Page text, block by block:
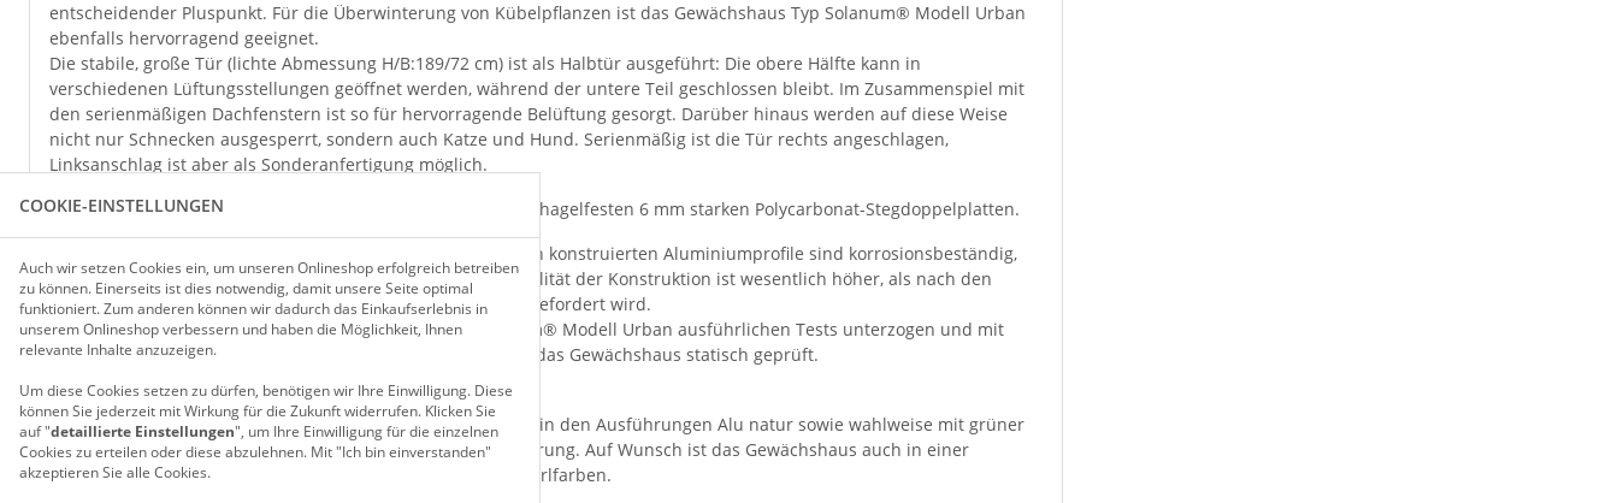
entscheidender Pluspunkt. Für die Überwinterung von Kübelpflanzen ist das Gewächshaus Typ Solanum® Modell Urban
ebenfalls hervorragend geeignet.
Die stabile, große Tür (lichte Abmessung H/B:189/72 cm) ist als Halbtür ausgeführt: Die obere Hälfte kann in
verschiedenen Lüftungsstellungen geöffnet werden, während der untere Teil geschlossen bleibt. Im Zusammenspiel mit
den serienmäßigen Dachfenstern ist so für hervorragende Belüftung gesorgt. Darüber hinaus werden auf diese Weise
nicht nur Schnecken ausgesperrt, sondern auch Katze und Hund. Serienmäßig ist die Tür rechts angeschlagen,
Linksanschlag ist aber als Sonderanfertigung möglich.
Die Verglasung besteht aus wärmedämmenden, bruch- und hagelfesten 6 mm starken Polycarbonat-Stegdoppelplatten.
Die hochwertigen, nach neuesten technischen Erkenntnissen konstruierten Aluminiumprofile sind korrosionsbeständig,
hochfest und halten allen Umwelteinflüssen stand. Die Stabilität der Konstruktion ist wesentlich höher, als nach den
deutschen Vorschriften für Lastannahmen nach DIN 11535 gefordert wird.
Der TÜV Süddeutschland hat das Gewächshaus Typ Solanum® Modell Urban ausführlichen Tests unterzogen und mit
dem "Bauart geprüft"-Zeichen ausgezeichnet. Zusätzlich ist das Gewächshaus statisch geprüft.
Auf die Aluminiumprofile gewähren wir 20 Jahre Garantie.
Das Gewächshaus Typ Solanum® Modell Urban ist lieferbar in den Ausführungen Alu natur sowie wahlweise mit grüner
(RAL 6005) oder anthrazitfarbener (RAL 7016) Einbrennlackierung. Auf Wunsch ist das Gewächshaus auch in einer
anderen RAL-Farbe lieferbar. Ausgenommen hiervon sind Perlfarben.
COOKIE-EINSTELLUNGEN
Auch wir setzen Cookies ein, um unseren Onlineshop erfolgreich betreiben
zu können. Einerseits ist dies notwendig, damit unsere Seite optimal
funktioniert. Zum anderen können wir dadurch das Einkaufserlebnis in
unserem Onlineshop verbessern und haben die Möglichkeit, Ihnen
relevante Inhalte anzuzeigen.
Um diese Cookies setzen zu dürfen, benötigen wir Ihre Einwilligung. Diese
können Sie jederzeit mit Wirkung für die Zukunft widerrufen. Klicken Sie
auf "detaillierte Einstellungen", um Ihre Einwilligung für die einzelnen
Cookies zu erteilen oder diese abzulehnen. Mit "Ich bin einverstanden"
akzeptieren Sie alle Cookies.